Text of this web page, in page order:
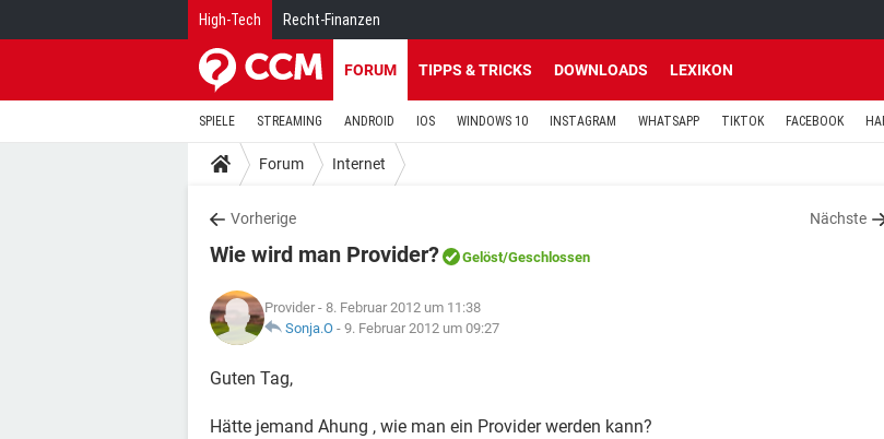
High-Tech Recht-Finanzen
FORUM TIPPS & TRICKS DOWNLOADS LEXIKON
SPIELE STREAMING ANDROID IOS WINDOWS 10 INSTAGRAM WHATSAPP TIKTOK FACEBOOK
Forum Internet
Vorherige Nächste
Wie wird man Provider? Gelöst/Geschlossen
Provider - 8. Februar 2012 um 11:38
Sonja.O - 9. Februar 2012 um 09:27
Guten Tag,
Hätte jemand Ahung , wie man ein Provider werden kann?